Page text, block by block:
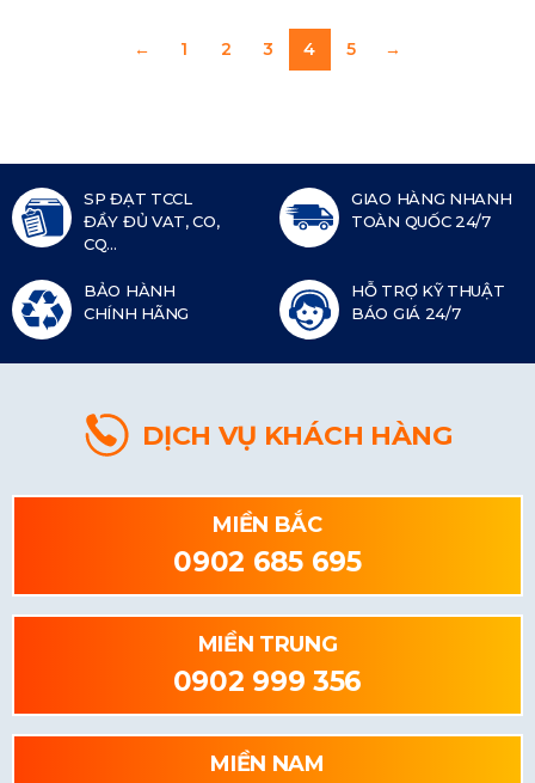
← 1 2 3 4 5 →
SP ĐẠT TCCL
ĐẦY ĐỦ VAT, CO,
CQ...
GIAO HÀNG NHANH
TOÀN QUỐC 24/7
BẢO HÀNH
CHÍNH HÃNG
HỖ TRỢ KỸ THUẬT
BÁO GIÁ 24/7
DỊCH VỤ KHÁCH HÀNG
MIỀN BẮC
0902 685 695
MIỀN TRUNG
0902 999 356
MIỀN NAM